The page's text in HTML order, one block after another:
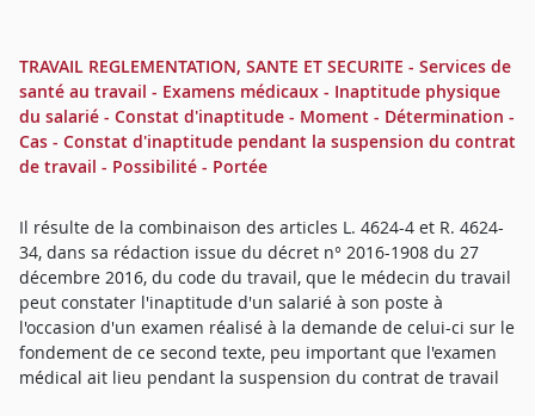
TRAVAIL REGLEMENTATION, SANTE ET SECURITE - Services de
santé au travail - Examens médicaux - Inaptitude physique
du salarié - Constat d'inaptitude - Moment - Détermination -
Cas - Constat d'inaptitude pendant la suspension du contrat
de travail - Possibilité - Portée
Il résulte de la combinaison des articles L. 4624-4 et R. 4624-
34, dans sa rédaction issue du décret n° 2016-1908 du 27
décembre 2016, du code du travail, que le médecin du travail
peut constater l'inaptitude d'un salarié à son poste à
l'occasion d'un examen réalisé à la demande de celui-ci sur le
fondement de ce second texte, peu important que l'examen
médical ait lieu pendant la suspension du contrat de travail